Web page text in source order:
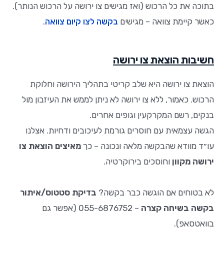
בתוכה את כל הרכוש (ואז מגישים צו ירושה על הרכוש הנותר).
כאשר קיימת צוואה – מגישים בקשה לצו קיום צוואה.
חשיבות הוצאת צו ירושה
הוצאת צו ירושה היא שלב קריטי בתהליך הירושה וחלוקת
הרכוש. כאמור, ללא צו ירושה לא ניתן לממש את העיזבון מול
בנקים, רשם המקרקעין וגופים אחרים.
הגשה עצמאית עם חוסרים גורמת לעיכובים ודחיות. אצלנו
עו״ד מוודא שהבקשה מלאה ונכונה – כך מאיצים הוצאת צו
ירושה מקוון וחוסכים בירוקרטיה.
לא בטוחים אם הוגשה כבר בקשה? בדיקת סטטוס/איתור
בקשה בשיחה קצרה
– 055-6876752 (אפשר גם
בוואטסאפ).